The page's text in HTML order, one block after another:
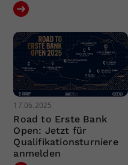
17.06.2025
Road to Erste Bank
Open: Jetzt für
Qualifikationsturniere
anmelden